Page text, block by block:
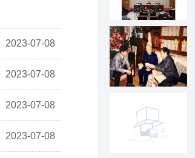
2023-07-08
2023-07-08
2023-07-08
2023-07-08